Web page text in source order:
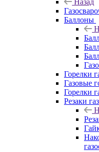
Назад
Баллоны
Горелки
Газовые
Горелки
Резаки